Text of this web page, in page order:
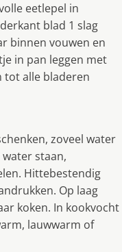
eetlepel in
blad 1 slag
binnen vouwen en
in pan leggen met
tot alle bladeren
zoveel water
staan,
Hittebestendig
Op laag
koken. In kookvocht
lauwwarm of